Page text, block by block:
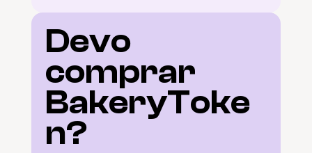
Devo
comprar
BakeryToke
n?